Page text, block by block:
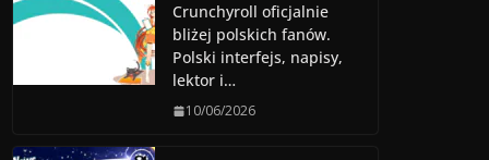
Crunchyroll oficjalnie
bliżej polskich fanów.
Polski interfejs, napisy,
lektor i…
10/06/2026